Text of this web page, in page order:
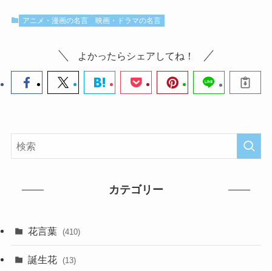
アニメ・漫画の名言 映画・ドラマの名言
よかったらシェアしてね！
カテゴリー
花言葉 (410)
誕生花 (13)